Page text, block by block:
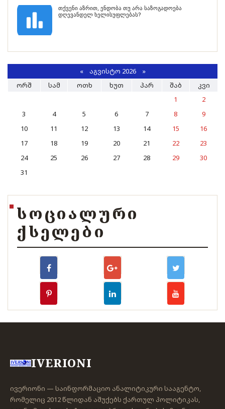
თქვენი აზრით, ენდობა თუ არა საზოგადოება
დღევანდელ ხელისუფლებას?
«ᲐᲒᲕᲘᲡᲢᲝ 2026 »
ᲝᲠᲨ
ᲡᲐᲛ ᲝᲗᲮ ᲮᲣᲗ ᲞᲐᲠ ᲨᲐᲑ
ᲙᲕᲘ
1
2
3
4 5 6 7 8
9
10
11 12 13 14 15
16
17
18 19 20 21 22
23
24
25 26 27 28 29
30
31
ᲡᲝᲪᲘᲐᲚᲣᲠᲘ
ᲥᲡᲔᲚᲔᲑᲘ
IVERIONI
ივერიონი — საინფორმაციო ანალიტიკური სააგენტო,
რომელიც 2012 წლიდან აშუქებს ქართულ პოლიტიკას,